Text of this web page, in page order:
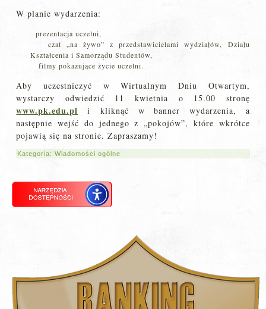
W planie wydarzenia:
prezentacja uczelni,
czat „na żywo” z przedstawicielami wydziałów, Działu
Kształcenia i Samorządu Studentów,
filmy pokazujące życie uczelni.
Aby uczestniczyć w Wirtualnym Dniu Otwartym,
wystarczy odwiedzić 11 kwietnia o 15.00 stronę
www.pk.edu.pl i kliknąć w banner wydarzenia, a
następnie wejść do jednego z „pokojów”, które wkrótce
pojawią się na stronie. Zapraszamy!
Kategoria:Wiadomości ogólne